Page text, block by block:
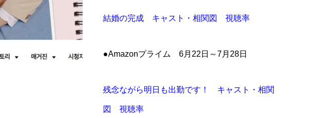
結婚の完成 キャスト・相関図 視聴率
●Amazonプライム 6月22日～7月28日
残念ながら明日も出勤です！ キャスト・相関
図 視聴率